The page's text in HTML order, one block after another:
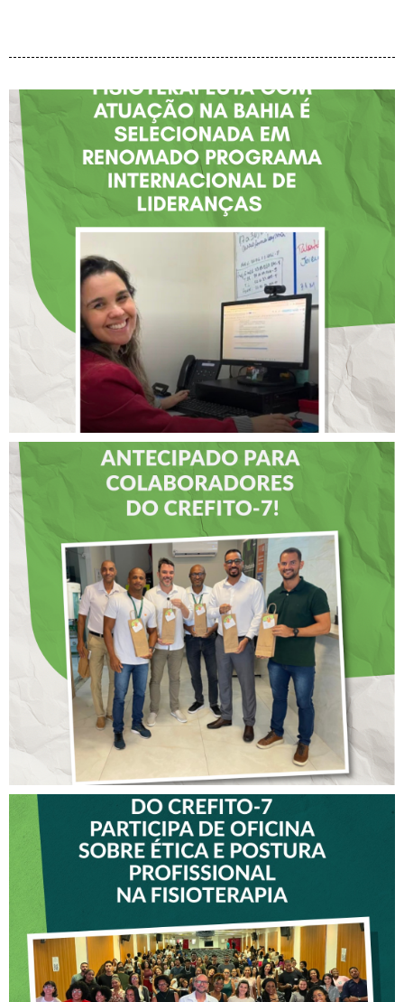
FISIOTERAPEUTA COM
ATUAÇÃO NA BAHIA É
SELECIONADA EM
RENOMADO PROGRAMA
INTERNACIONAL DE
LIDERANÇAS
DIA DOS PAIS É
ANTECIPADO PARA
COLABORADORES DO
CREFITO-7
VICE-PRESIDENTE DO
CREFITO-7 PARTICIPA DE
OFICINA SOBRE ÉTICA E
POSTURA PROFISSIONAL
NA FISIOTERAPIA